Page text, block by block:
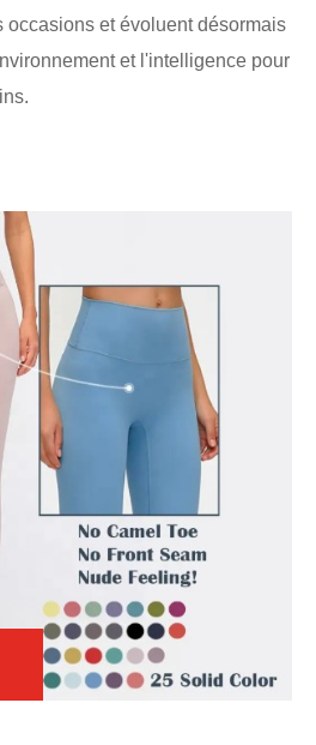
occasions et évoluent désormais
et l'intelligence pour